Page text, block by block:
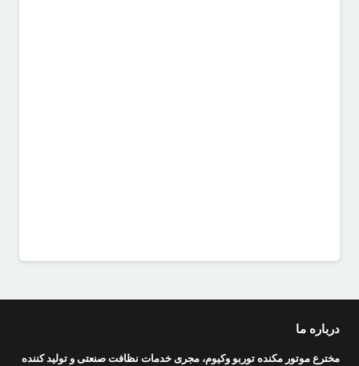
درباره ما
مخترع موتور مکنده توربو وکیوم، مجری خدمات نظافت صنعتی و تولید کننده